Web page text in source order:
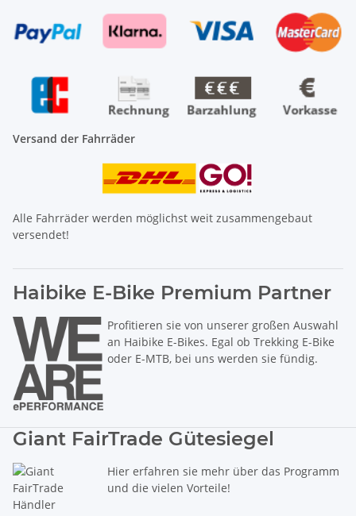
Versand der Fahrräder
Alle Fahrräder werden möglichst weit zusammengebaut
versendet!
Haibike E-Bike Premium Partner
Profitieren sie von unserer großen Auswahl
an Haibike E-Bikes. Egal ob Trekking E-Bike
oder E-MTB, bei uns werden sie fündig.
Giant FairTrade Gütesiegel
Hier erfahren sie mehr über das Programm
und die vielen Vorteile!